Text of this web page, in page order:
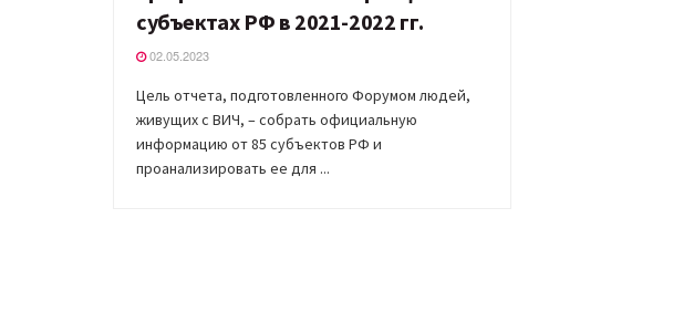
субъектах РФ в 2021-2022 гг.
02.05.2023
Цель отчета, подготовленного Форумом людей,
живущих с ВИЧ, – собрать официальную
информацию от 85 субъектов РФ и
проанализировать ее для ...